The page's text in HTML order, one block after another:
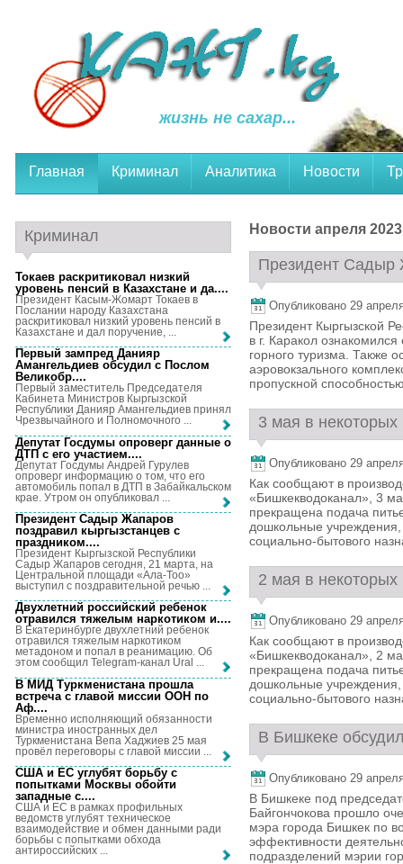
жизнь не сахар...
Главная Криминал Аналитика Новости
Новости апреля
Президент Садыр
Опубликовано 29
Президент Кыргызской
в г. Каракол
горного туризма. Также
аэровокзального
пропускной
3 мая в
Опубликовано 29
Как сообщают в
«Бишкекводоканал», 3
прекращена подача
дошкольные
социально-бытового
2 мая в
Опубликовано 29
Как сообщают в
«Бишкекводоканал», 2
прекращена подача
дошкольные
социально-бытового
В Бишкеке
Опубликовано 29
В Бишкеке под
Байгончокова прошло
мэра города Бишкек по
эффективности
подразделений мэрии
Криминал
Токаев раскритиковал низкий
уровень пенсий в Казахстане и да....
Президент Касым-Жомарт Токаев в
Послании народу Казахстана
раскритиковал низкий уровень пенсий в
Казахстане и дал поручение, ...
Первый зампред Данияр
Амангельдиев обсудил с Послом
Великобр....
Первый заместитель Председателя
Кабинета Министров Кыргызской
Республики Данияр Амангельдиев принял
Чрезвычайного и Полномочного ...
Депутат Госдумы опроверг данные о
ДТП с его участием....
Депутат Госдумы Андрей Гурулев
опроверг информацию о том, что его
автомобиль попал в ДТП в Забайкальском
крае. Утром он опубликовал ...
Президент Садыр Жапаров
поздравил кыргызстанцев с
праздником....
Президент Кыргызской Республики
Садыр Жапаров сегодня, 21 марта, на
Центральной площади «Ала-Тоо»
выступил с поздравительной речью ...
Двухлетний российский ребенок
отравился тяжелым наркотиком и....
В Екатеринбурге двухлетний ребенок
отравился тяжелым наркотиком
метадоном и попал в реанимацию. Об
этом сообщил Telegram-канал Ural ...
В МИД Туркменистана прошла
встреча с главой миссии ООН по
Аф....
Временно исполняющий обязанности
министра иностранных дел
Туркменистана Вепа Хаджиев 25 мая
провёл переговоры с главой миссии ...
США и ЕС углубят борьбу с
попытками Москвы обойти
западные с....
США и ЕС в рамках профильных
ведомств углубят техническое
взаимодействие и обмен данными ради
борьбы с попытками обхода
антироссийских ...